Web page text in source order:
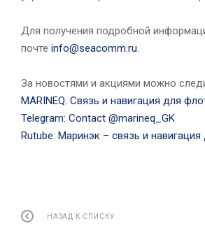
Для получения подробной
почте info@seacomm.ru.
За новостями и акциями можно
MARINEQ. Связь и навигация для
Telegram: Contact @marineq_GK
Rutube: Маринэк – связь и
НАЗАД К СПИСКУ